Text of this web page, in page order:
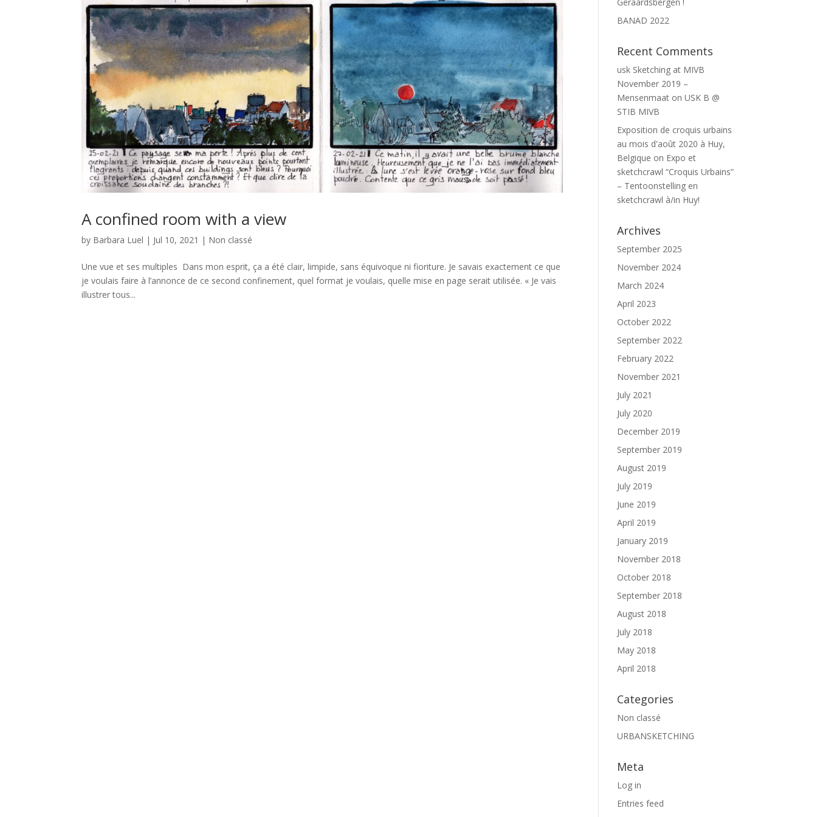
A confined room with a view
by Barbara Luel | Jul 10, 2021 | Non classé
Une vue et ses multiples Dans mon esprit, ça a été clair, limpide, sans équivoque ni fioriture. Je savais exactement ce que
je voulais faire à l’annonce de ce second confinement, quel format je voulais, quelle mise en page serait utilisée. « Je vais
illustrer tous...
BANAD 2022
Recent Comments
usk Sketching at MIVB
November 2019 –
Mensenmaat onUSK B @
STIB MIVB
Exposition de croquis urbains
au mois d'août 2020 à Huy,
Belgique on Expo et
sketchcrawl “Croquis Urbains”
– Tentoonstelling en
sketchcrawl à/in Huy!
Archives
September 2025
November 2024
March 2024
April 2023
October 2022
September 2022
February 2022
November 2021
July 2021
July 2020
December 2019
September 2019
August 2019
July 2019
June 2019
April 2019
January 2019
November 2018
October 2018
September 2018
August 2018
July 2018
May 2018
April 2018
Categories
Non classé
URBANSKETCHING
Meta
Log in
Entries feed